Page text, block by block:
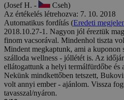
(Josef H. -
Cseh)
Az értékelés létrehozva: 7. 10. 2018
Automatikus fordítás (Eredeti
2018.10.27-1. Nagyon jól éreztük
finom vacsorával. Mindenhol tiszta
Mindent megkaptunk, ami a kuponon
szálloda wellness - jóllétét is. Az
ellátogattunk a helyi termálfürdőbe és
Nekünk mindkettőben tetszett,
volt annyi ember - ajánlom. Vissza
tavasszal/nyáron.